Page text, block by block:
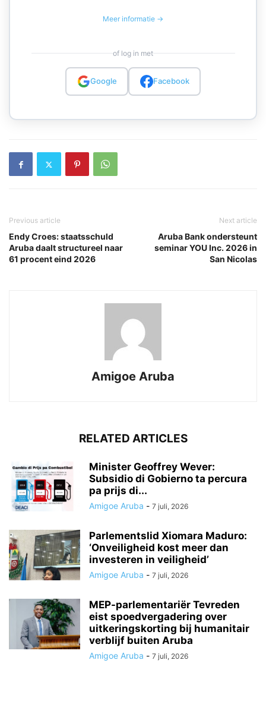
Meer informatie →
of log in met
Google Facebook
Previous article
Endy Croes: staatsschuld
Aruba daalt structureel naar
61 procent eind 2026
Next article
Aruba Bank ondersteunt
seminar YOU Inc. 2026 in
San Nicolas
Amigoe Aruba
RELATED ARTICLES
Minister Geoffrey Wever:
Subsidio di Gobierno ta percura
pa prijs di...
Amigoe Aruba - 7 juli, 2026
Parlementslid Xiomara Maduro:
‘Onveiligheid kost meer dan
investeren in veiligheid’
Amigoe Aruba - 7 juli, 2026
MEP-parlementariër Tevreden
eist spoedvergadering over
uitkeringskorting bij humanitair
verblijf buiten Aruba
Amigoe Aruba - 7 juli, 2026